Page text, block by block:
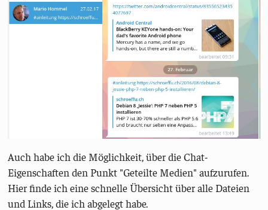
Auch habe ich die Möglichkeit, über die Chat-
Eigenschaften den Punkt "Geteilte Medien" aufzurufen.
Hier finde ich eine schnelle Übersicht über alle Dateien
und Links, die ich abgelegt habe.